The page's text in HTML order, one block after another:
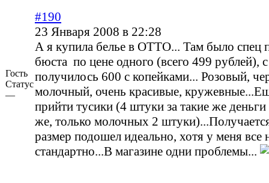
Гость
Статус
—
#190
23 Января 2008 в 22:28
А я купила белье в ОТТО... Там было спец
бюста по цене одного (всего 499 рублей),
получилось 600 с копейками... Розовый,
молочный, очень красивые,
прийти тусики (4 штуки за такие же деньги
же, только молочных 2
размер подошел идеально, хотя у меня все
стандартно...В магазине одни проблемы...